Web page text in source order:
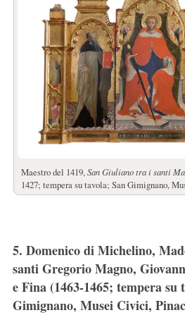
Maestro del 1419, San Giuliano tra i santi
1427; tempera su tavola; San Gimignano,
5. Domenico di Michelino,
santi Gregorio Magno,
e Fina (1463-1465; tempera su
Gimignano, Musei Civici,